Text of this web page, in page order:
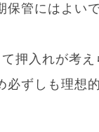
管にはよいで
押入れが考え
ずしも理想